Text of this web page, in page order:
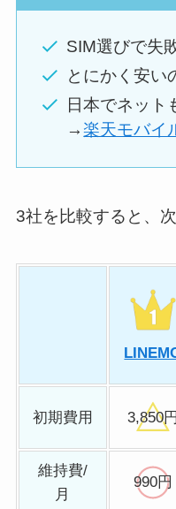
SIM選びで失
とにかく安い
日本でネット
→楽天モバイ
3社を比較すると、
初期費用 3,850円
維持費/
月
990円